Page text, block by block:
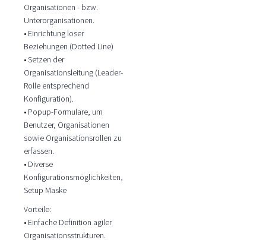
Organisationen - bzw.
Unterorganisationen.
• Einrichtung loser
Beziehungen (Dotted Line)
• Setzen der
Organisationsleitung (Leader-
Rolle entsprechend
Konfiguration).
• Popup-Formulare, um
Benutzer, Organisationen
sowie Organisationsrollen zu
erfassen.
• Diverse
Konfigurationsmöglichkeiten,
Setup Maske
Vorteile:
• Einfache Definition agiler
Organisationsstrukturen.